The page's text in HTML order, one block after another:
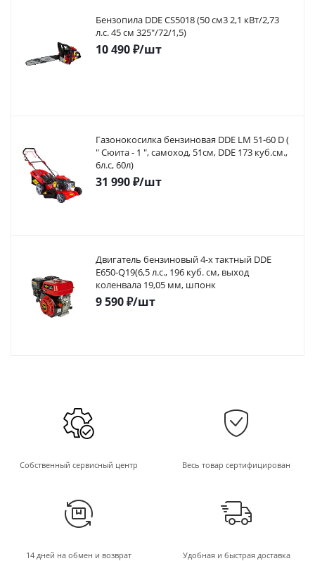
Бензопила DDE CS5018 (50 см3 2,1 кВт/2,73
л.с. 45 см 325"/72/1,5)
10 490₽/шт
Газонокосилка бензиновая DDE LM 51-60 D (
" Сюита - 1 ", самоход, 51cм, DDE 173 куб.см.,
6л.с, 60л)
31 990₽/шт
Двигатель бензиновый 4-х тактный DDE
E650-Q19(6,5 л.с., 196 куб. см, выход
коленвала 19,05 мм, шпонк
9 590₽/шт
Собственный сервисный центр Весь товар сертифицирован
14 дней на обмен и возврат Удобная и быстрая доставка